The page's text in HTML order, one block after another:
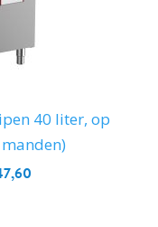
40 liter, op